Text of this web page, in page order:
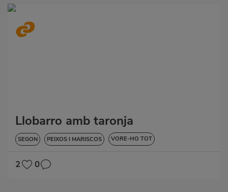
Llobarro amb taronja
SEGON PEIXOS I MARISCOS VORE-HO TOT
SENSE GLUTEN
2 0